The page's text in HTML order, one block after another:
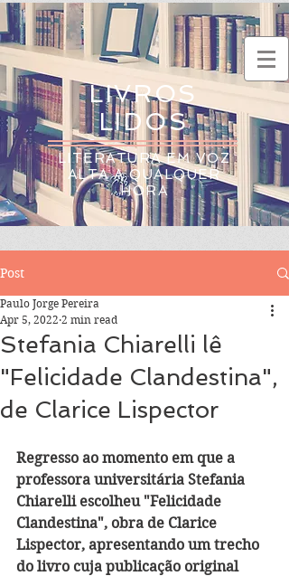
LIVROS
LIDOS
LITERATURA EM VOZ
ALTA A QUALQUER
HORA
Post
Stefania Chiarelli lê
"Felicidade Clandestina",
de Clarice Lispector
Paulo Jorge Pereira
Apr 5, 2022 2 min read
Regresso ao momento em que a
professora universitária Stefania
Chiarelli escolheu "Felicidade
Clandestina", obra de Clarice
Lispector, apresentando um trecho
do livro cuja publicação original